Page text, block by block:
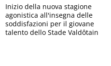
Inizio della nuova stagione
agonistica all'insegna delle
soddisfazioni per il giovane
talento dello Stade Valdôtain